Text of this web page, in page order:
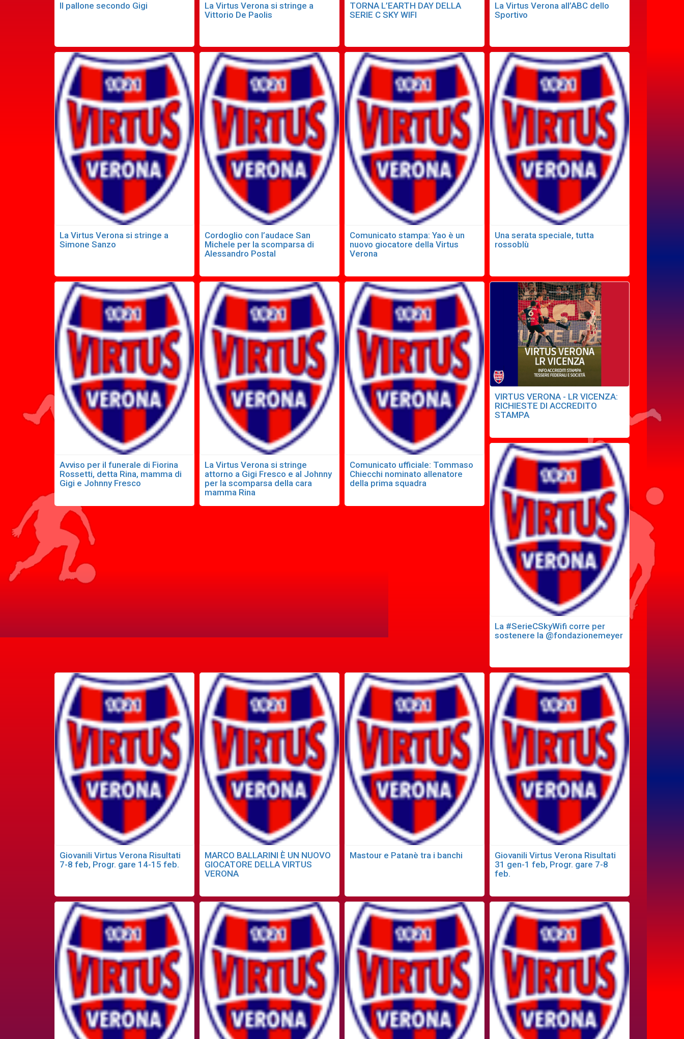
Il pallone secondo Gigi
La Virtus Verona si stringe a
Vittorio De Paolis
TORNA L’EARTH DAY DELLA
SERIE C SKY WIFI
La Virtus Verona all’ABC dello
Sportivo
La Virtus Verona si stringe a
Simone Sanzo
Cordoglio con l’audace San
Michele per la scomparsa di
Alessandro Postal
Comunicato stampa: Yao è un
nuovo giocatore della Virtus
Verona
Una serata speciale, tutta
rossoblù
Avviso per il funerale di Fiorina
Rossetti, detta Rina, mamma di
Gigi e Johnny Fresco
La Virtus Verona si stringe
attorno a Gigi Fresco e al Johnny
per la scomparsa della cara
mamma Rina
Comunicato ufficiale: Tommaso
Chiecchi nominato allenatore
della prima squadra
VIRTUS VERONA - LR VICENZA:
RICHIESTE DI ACCREDITO
STAMPA
La #SerieCSkyWifi corre per
sostenere la @fondazionemeyer
Giovanili Virtus Verona Risultati
7-8 feb, Progr. gare 14-15 feb.
MARCO BALLARINI È UN NUOVO
GIOCATORE DELLA VIRTUS
VERONA
Mastour e Patanè tra i banchi
Giovanili Virtus Verona Risultati
31 gen-1 feb, Progr. gare 7-8
feb.